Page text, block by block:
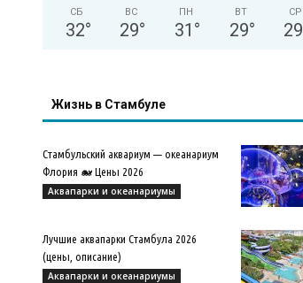
СБ
32°
ВС
29°
ПН
31 °
ВТ
29°
СР
29
Жизнь в Стамбуле
Стамбульский аквариум — океанариум
Флория 🐋 Цены 2026
Аквапарки и океанариумы
Лучшие аквапарки Стамбула 2026
(цены, описание)
Аквапарки и океанариумы